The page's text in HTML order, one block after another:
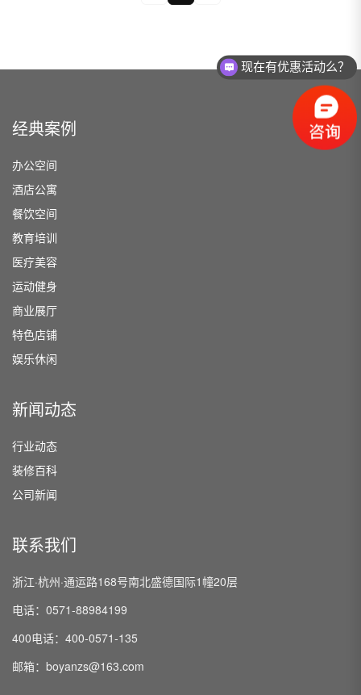
经典案例
办公空间
酒店公寓
餐饮空间
教育培训
医疗美容
运动健身
商业展厅
特色店铺
娱乐休闲
新闻动态
行业动态
装修百科
公司新闻
联系我们
浙江·杭州·通运路168号南北盛德国际1幢20层
电话：0571-88984199
400电话：400-0571-135
邮箱：boyanzs@163.com
现在有优惠活动么？